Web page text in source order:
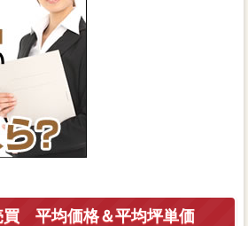
買 平均価格＆平均坪単価